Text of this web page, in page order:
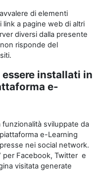
di elementi
link a pagine web di altri
diversi dalla presente
risponde del
installati in
e-
sviluppate da
e-Learning
nei social network.
per Facebook, Twitter e
visitata generate